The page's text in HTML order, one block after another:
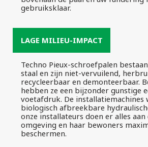
gebruiksklaar.
LAGE MILIEU-IMPACT
Techno Pieux-schroefpalen
staal en zijn niet-vervuilend,
recycleerbaar en demonteerbaar.
hebben ze een bijzonder gunstige
voetafdruk. De installatiemachines
biologisch afbreekbare
onze installateurs doen er alles aan
omgeving en haar bewoners
beschermen.